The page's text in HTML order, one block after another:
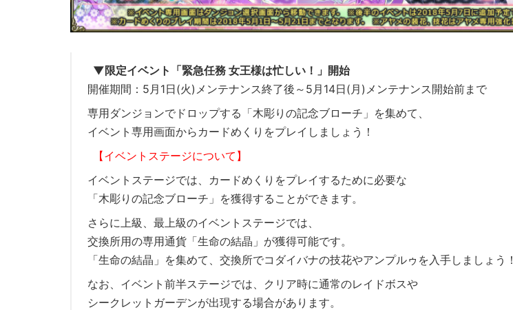
▼限定イベント「緊急任務 女王様は忙しい！」開始
開催期間：5月1日(火)メンテナンス終了後～5月14日(月)メンテナンス開始前まで
専用ダンジョンでドロップする「木彫りの記念ブローチ」を集めて、
イベント専用画面からカードめくりをプレイしましょう！
【イベントステージについて】
イベントステージでは、カードめくりをプレイするために必要な
「木彫りの記念ブローチ」を獲得することができます。
さらに上級、最上級のイベントステージでは、
交換所用の専用通貨「生命の結晶」が獲得可能です。
「生命の結晶」を集めて、交換所でコダイバナの技花やアンプルゥを入手しましょう！
なお、イベント前半ステージでは、クリア時に通常のレイドボスや
シークレットガーデンが出現する場合があります。